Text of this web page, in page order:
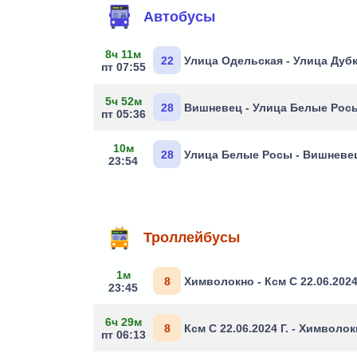
Автобусы
8ч 11м
пт 07:55
22 Улица Одельская - Улица
5ч 52м
пт 05:36
28 Вишневец - Улица Белые
10м
23:54
28 Улица Белые Росы -
Троллейбусы
1м
23:45
8 Химволокно - Ксм С 22.06.2024
6ч 29м
пт 06:13
8 Ксм С 22.06.2024 Г. -